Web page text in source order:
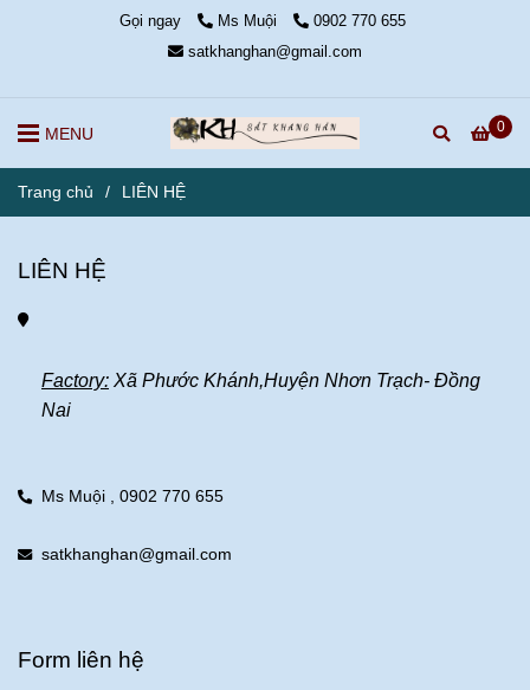
Gọi ngay Ms Muội
0902 770 655
satkhanghan@gmail.com
0
MENU
Trang chủ / LIÊN HỆ
LIÊN HỆ
Factory: Xã Phước Khánh,Huyện Nhơn Trạch- Đồng
Nai
Ms Muội , 0902 770 655
satkhanghan@gmail.com
Form liên hệ